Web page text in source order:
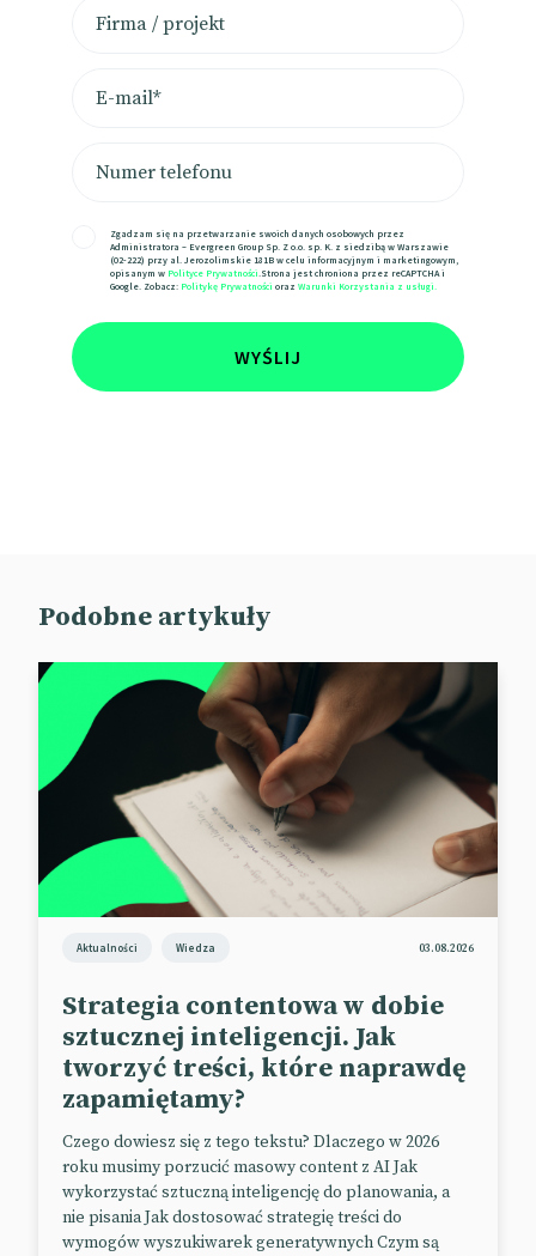
Zgadzam się na przetwarzanie swoich danych osobowych przez
Administratora – Evergreen Group Sp. Z o.o. sp. K. z siedzibą w Warszawie
(02-222) przy al. Jerozolimskie 181B w celu informacyjnym i marketingowym,
opisanym w Polityce Prywatności.Strona jest chroniona przez reCAPTCHA i
Google. Zobacz: Politykę Prywatności oraz Warunki Korzystania z usługi.
WYŚLIJ
Podobne artykuły
Aktualności Wiedza 03.08.2026
Strategia contentowa w dobie
sztucznej inteligencji. Jak
tworzyć treści, które naprawdę
zapamiętamy?
Czego dowiesz się z tego tekstu? Dlaczego w 2026
roku musimy porzucić masowy content z AI Jak
wykorzystać sztuczną inteligencję do planowania, a
nie pisania Jak dostosować strategię treści do
wymogów wyszukiwarek generatywnych Czym są